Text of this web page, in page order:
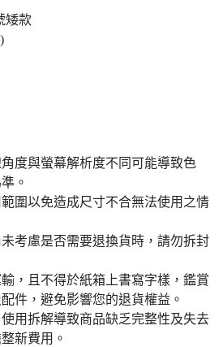
矮款
度與螢幕解析度不同可能導致色
。
圍以免造成尺寸不合無法使用之情
考慮是否需要退換貨時，請勿拆封
，且不得於紙箱上書寫字樣，鑑賞
件，避免影響您的退貨權益。
用拆解導致商品缺乏完整性及失去
新費用。